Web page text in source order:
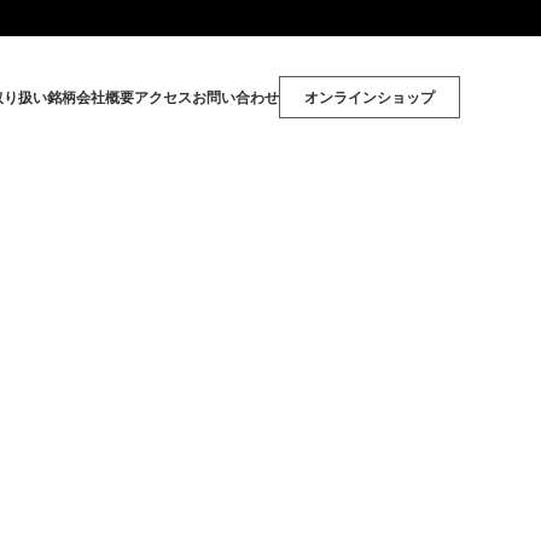
り扱い銘柄会社概要アクセスお問い合わせ オンラインショップ